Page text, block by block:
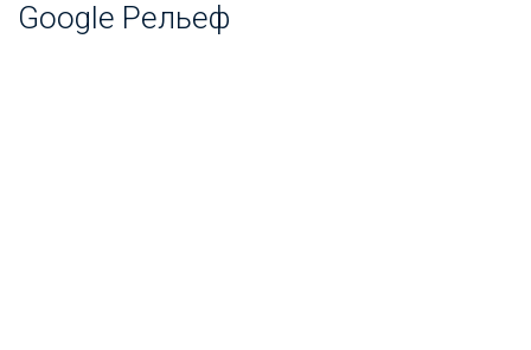
Google Рельеф